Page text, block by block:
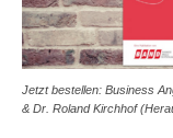
Jetzt bestellen: Business
& Dr. Roland Kirchhof